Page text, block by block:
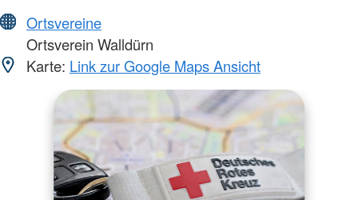
Ortsvereine
Ortsverein Walldürn
Karte: Link zur Google Maps Ansicht